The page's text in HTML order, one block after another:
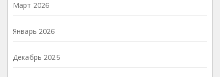
Март 2026
Январь 2026
Декабрь 2025